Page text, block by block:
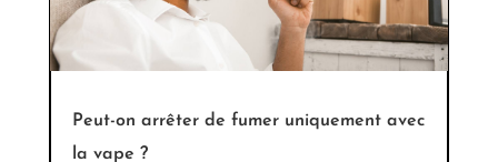
Peut-on arrêter de fumer uniquement avec
la vape ?